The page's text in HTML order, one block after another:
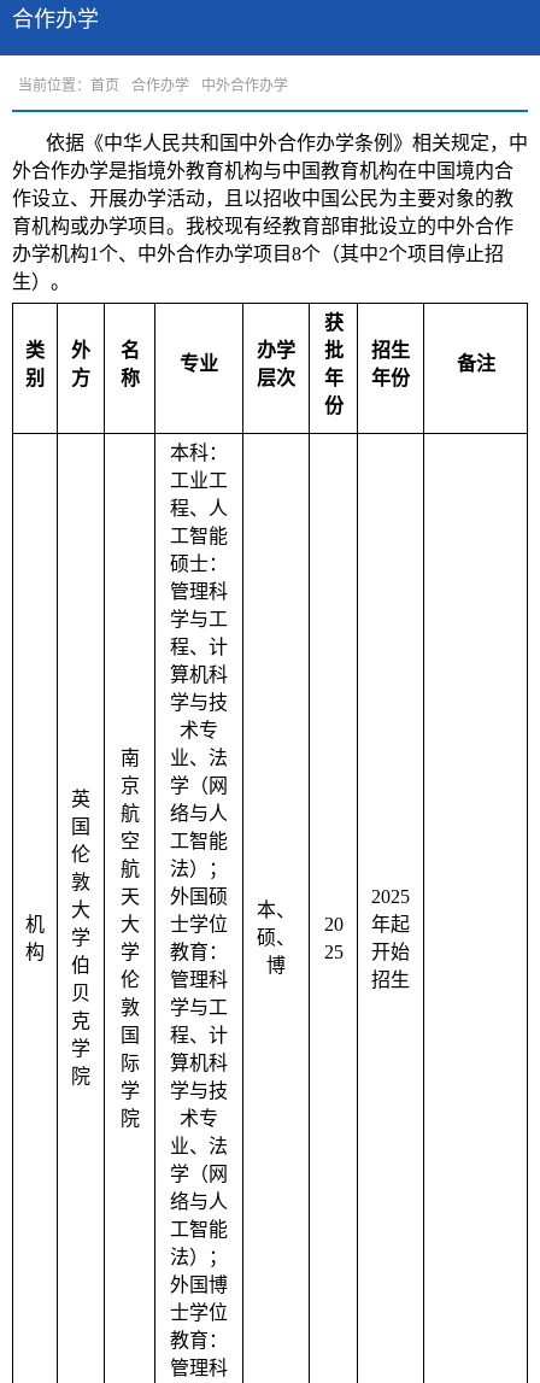
合作办学
当前位置： 首页 合作办学 中外合作办学
依据《中华人民共和国中外合作办学条例》相关规定，中
外合作办学是指境外教育机构与中国教育机构在中国境内合
作设立、开展办学活动，且以招收中国公民为主要对象的教
育机构或办学项目。我校现有经教育部审批设立的中外合作
办学机构1个、中外合作办学项目8个 （其中2个项目停止招
生） 。
类
别
外
方
名
称
专业
办学
层次
获
批
年
份
招生
年份
备注
机
构
英
国
伦
敦
大
学
伯
贝
克
学
院
南
京
航
空
航
天
大
学
伦
敦
国
际
学
院
本科：
工业工
程、人
工智能
硕士：
管理科
学与工
程、计
算机科
学与技
术专
业、法
学（网
络与人
工智能
法）；
外国硕
士学位
教育：
管理科
学与工
程、计
算机科
学与技
术专
业、法
学（网
络与人
工智能
法）；
外国博
士学位
教育：
管理科
本、
硕、
博
20
25
2025
年起
开始
招生